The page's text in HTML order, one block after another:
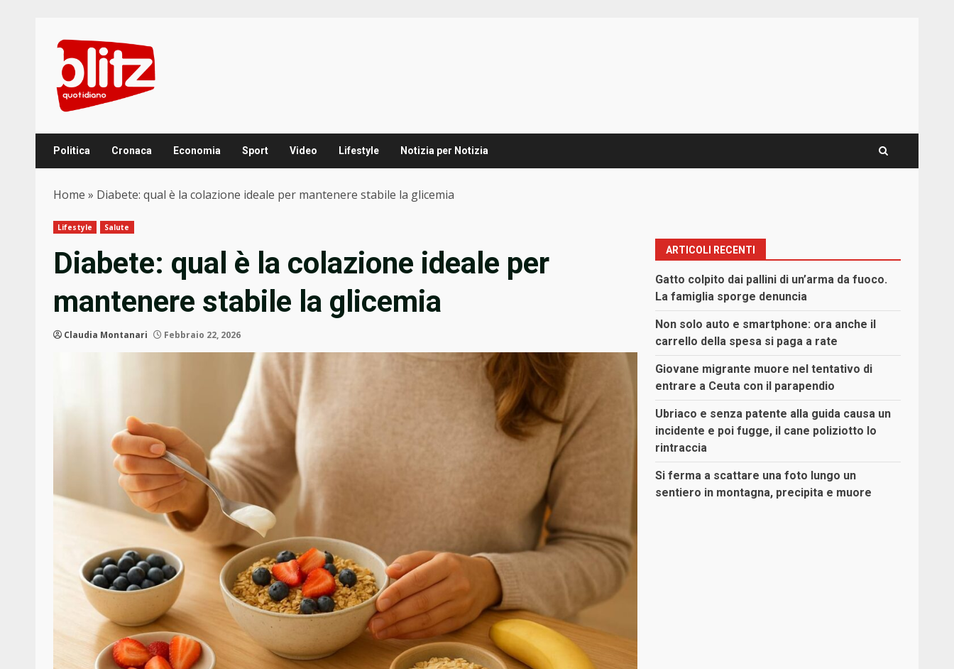
content
Politica Cronaca Economia Sport Video Lifestyle Notizia per Notizia
Home » Diabete: qual è la colazione ideale per mantenere stabile la glicemia
Lifestyle Salute
Diabete: qual è la colazione ideale per
mantenere stabile la glicemia
Claudia Montanari Febbraio 22, 2026
ARTICOLI RECENTI
Gatto colpito dai pallini di un’arma da fuoco.
La famiglia sporge denuncia
Non solo auto e smartphone: ora anche il
carrello della spesa si paga a rate
Giovane migrante muore nel tentativo di
entrare a Ceuta con il parapendio
Ubriaco e senza patente alla guida causa un
incidente e poi fugge, il cane poliziotto lo
rintraccia
Si ferma a scattare una foto lungo un
sentiero in montagna, precipita e muore